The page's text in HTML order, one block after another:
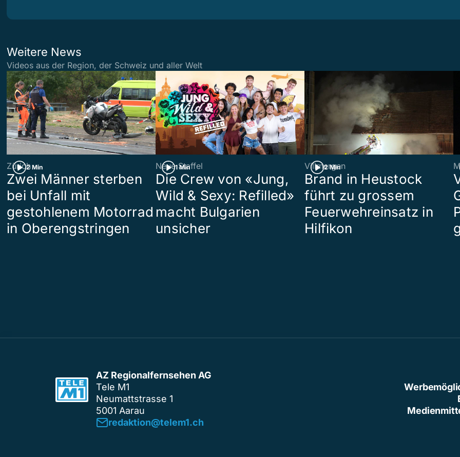
Weitere News
Videos aus der Region, der Schweiz und aller Welt
2 Min
Zürich
Zwei Männer sterben
bei Unfall mit
gestohlenem Motorrad
in Oberengstringen
1 Min
Neue Staffel
Die Crew von «Jung,
Wild & Sexy: Refilled»
macht Bulgarien
unsicher
2 Min
Villmergen
Brand in Heustock
führt zu grossem
Feuerwehreinsatz in
Hilfikon
AZ Regionalfernsehen AG
Tele M1
Neumattstrasse 1
5001 Aarau
redaktion@telem1.ch